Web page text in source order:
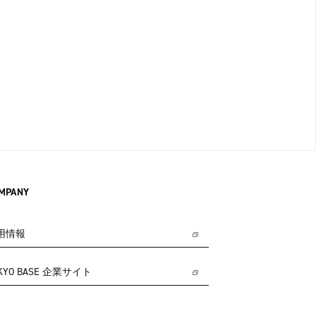
情報
BASE 企業サイト